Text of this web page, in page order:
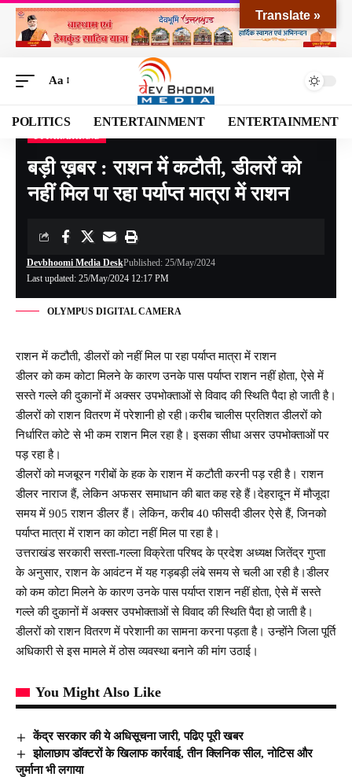
Aa
POLITICS ENTERTAINMENT ENTERTAINMENT
Devbhoomi Media Blog>NATIONAL>UTTARAKHAND>बड़ी ख़बर : राशन में कटौती, डीलरों को नहीं मिल पा रहा पर्याप्त मात्रा में राशन
बड़ी ख़बर : राशन में कटौती, डीलरों को
नहीं मिल पा रहा पर्याप्त मात्रा में राशन
Last updated: 25/May/2024 12:17 PM
Devbhoomi Media DeskPublished: 25/May/2024
OLYMPUS DIGITAL CAMERA
राशन में कटौती, डीलरों को नहीं मिल पा रहा पर्याप्त मात्रा में राशन
डीलर को कम कोटा मिलने के कारण उनके पास पर्याप्त राशन नहीं होता, ऐसे में
सस्ते गल्ले की दुकानों में अक्सर उपभोक्ताओं से विवाद की स्थिति पैदा हो जाती है।
डीलरों को राशन वितरण में परेशानी हो रही।करीब चालीस प्रतिशत डीलरों को
निर्धारित कोटे से भी कम राशन मिल रहा है। इसका सीधा असर उपभोक्ताओं पर
पड़ रहा है।
डीलरों को मजबूरन गरीबों के हक के राशन में कटौती करनी पड़ रही है। राशन
डीलर नाराज हैं, लेकिन अफसर समाधान की बात कह रहे हैं।देहरादून में मौजूदा
समय में 905 राशन डीलर हैं। लेकिन, करीब 40 फीसदी डीलर ऐसे हैं, जिनको
पर्याप्त मात्रा में राशन का कोटा नहीं मिल पा रहा है।
उत्तराखंड सरकारी सस्ता-गल्ला विक्रेता परिषद के प्रदेश अध्यक्ष जितेंद्र गुप्ता
के अनुसार, राशन के आवंटन में यह गड़बड़ी लंबे समय से चली आ रही है।डीलर
को कम कोटा मिलने के कारण उनके पास पर्याप्त राशन नहीं होता, ऐसे में सस्ते
गल्ले की दुकानों में अक्सर उपभोक्ताओं से विवाद की स्थिति पैदा हो जाती है।
डीलरों को राशन वितरण में परेशानी का सामना करना पड़ता है। उन्होंने जिला पूर्ति
अधिकारी से इस मामले में ठोस व्यवस्था बनाने की मांग उठाई।
You Might Also Like
केंद्र सरकार की ये अधिसूचना जारी, पढिए पूरी खबर
झोलाछाप डॉक्टरों के खिलाफ कार्रवाई, तीन क्लिनिक सील, नोटिस और
जुर्माना भी लगाया
Translate »